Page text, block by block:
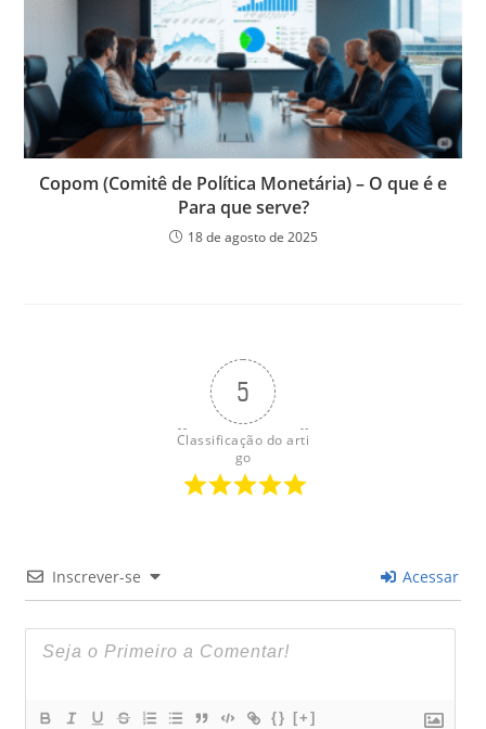
Copom (Comitê de Política Monetária) – O que é e
Para que serve?
18 de agosto de 2025
5
Classificação do arti
go
Inscrever-se Acessar
{} [+]